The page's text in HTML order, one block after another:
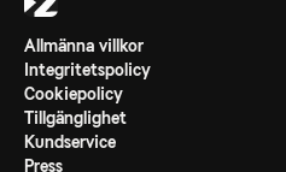
Allmänna villkor
Integritetspolicy
Cookiepolicy
Tillgänglighet
Kundservice
Press